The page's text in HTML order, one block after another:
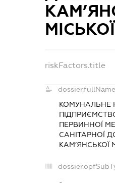
riskFactors.title
КОМУНАЛЬНЕ
ПЕРВИННОЇ
САНІТАРНОЇ
КАМ’ЯНСЬКОЇ
-